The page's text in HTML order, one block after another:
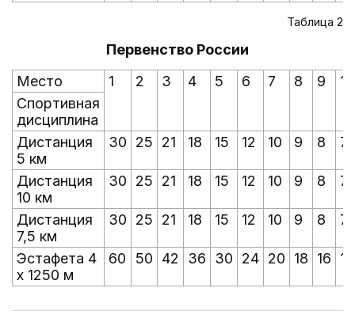
Таблица 2
Первенство России
Место
1 2 3 4 5 6 7 8 9
10
Спортивная
дисциплина
Дистанция
5 км
30 25 21 18 15 12 10 9 8 7
Дистанция
10 км
30 25 21 18 15 12 10 9 8 7
Дистанция
7,5 км
30 25 21 18 15 12 10 9 8 7
Эстафета 4
x 1250 м
60 50 42 36 30 24 20 18 16 14